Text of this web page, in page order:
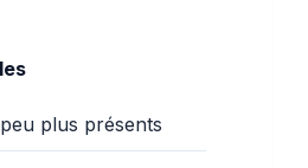
plus présents